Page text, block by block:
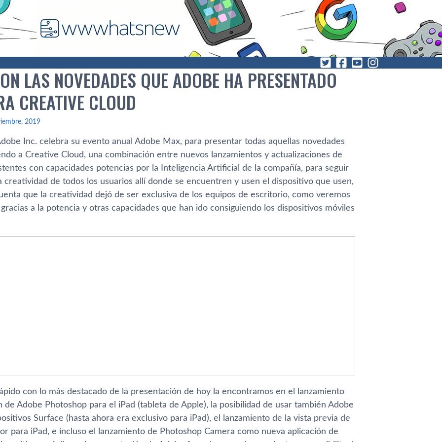
LAS NOVEDADES QUE ADOBE HA PRESENTADO
CREATIVE CLOUD
2019
Inc. celebra su evento anual Adobe Max, para presentar todas aquellas novedades
a Creative Cloud, una combinación entre nuevos lanzamientos y actualizaciones de
con capacidades potencias por la Inteligencia Artificial de la compañía, para seguir
creatividad de todos los usuarios allí donde se encuentren y usen el dispositivo que usen,
que la creatividad dejó de ser exclusiva de los equipos de escritorio, como veremos
a la potencia y otras capacidades que han ido consiguiendo los dispositivos móviles
con lo más destacado de la presentación de hoy la encontramos en el lanzamiento
de Adobe Photoshop para el iPad (tableta de Apple), la posibilidad de usar también Adobe
Surface (hasta ahora era exclusivo para iPad), el lanzamiento de la vista previa de
para iPad, e incluso el lanzamiento de Photoshop Camera como nueva aplicación de